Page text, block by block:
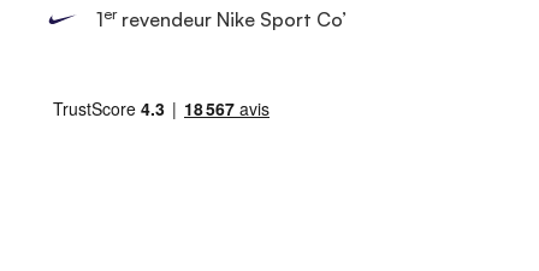
1errevendeur Nike Sport Co’